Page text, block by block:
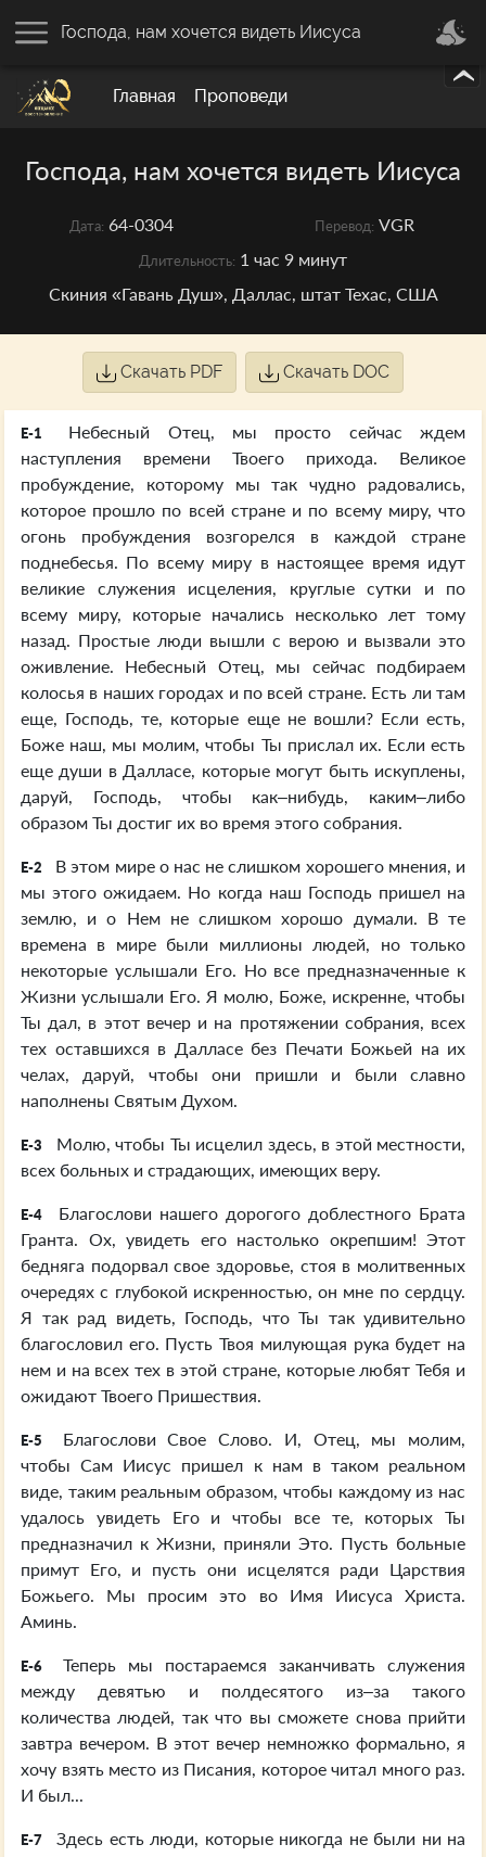
Главная Проповеди
Господа, нам хочется видеть Иисуса
Господа, нам хочется видеть Иисуса
Дата: 64-0304 Перевод: VGR
Длительность: 1 час 9 минут
Скиния «Гавань Душ», Даллас, штат Техас, США
Скачать PDF Скачать DOC
E-1
Небесный Отец, мы просто сейчас ждем
наступления времени Твоего прихода. Великое
пробуждение, которому мы так чудно радовались,
которое прошло по всей стране и по всему миру, что
огонь пробуждения возгорелся в каждой стране
поднебесья. По всему миру в настоящее время идут
великие служения исцеления, круглые сутки и по
всему миру, которые начались несколько лет тому
назад. Простые люди вышли с верою и вызвали это
оживление. Небесный Отец, мы сейчас подбираем
колосья в наших городах и по всей стране. Есть ли там
еще, Господь, те, которые еще не вошли? Если есть,
Боже наш, мы молим, чтобы Ты прислал их. Если есть
еще души в Далласе, которые могут быть искуплены,
даруй, Господь, чтобы как–нибудь, каким–либо
образом Ты достиг их во время этого собрания.
E-2
В этом мире о нас не слишком хорошего мнения, и
мы этого ожидаем. Но когда наш Господь пришел на
землю, и о Нем не слишком хорошо думали. В те
времена в мире были миллионы людей, но только
некоторые услышали Его. Но все предназначенные к
Жизни услышали Его. Я молю, Боже, искренне, чтобы
Ты дал, в этот вечер и на протяжении собрания, всех
тех оставшихся в Далласе без Печати Божьей на их
челах, даруй, чтобы они пришли и были славно
наполнены Святым Духом.
E-3
Молю, чтобы Ты исцелил здесь, в этой местности,
всех больных и страдающих, имеющих веру.
E-4
Благослови нашего дорогого доблестного Брата
Гранта. Ох, увидеть его настолько окрепшим! Этот
бедняга подорвал свое здоровье, стоя в молитвенных
очередях с глубокой искренностью, он мне по сердцу.
Я так рад видеть, Господь, что Ты так удивительно
благословил его. Пусть Твоя милующая рука будет на
нем и на всех тех в этой стране, которые любят Тебя и
ожидают Твоего Пришествия.
E-5
Благослови Свое Слово. И, Отец, мы молим,
чтобы Сам Иисус пришел к нам в таком реальном
виде, таким реальным образом, чтобы каждому из нас
удалось увидеть Его и чтобы все те, которых Ты
предназначил к Жизни, приняли Это. Пусть больные
примут Его, и пусть они исцелятся ради Царствия
Божьего. Мы просим это во Имя Иисуса Христа.
Аминь.
E-6
Теперь мы постараемся заканчивать служения
между девятью и полдесятого из–за такого
количества людей, так что вы сможете снова прийти
завтра вечером. В этот вечер немножко формально, я
хочу взять место из Писания, которое читал много раз.
И был...
E-7
Здесь есть люди, которые никогда не были ни на